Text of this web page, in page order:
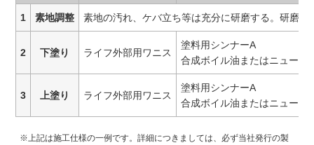
1 素地調整 素地の汚れ、ケバ立ち等は充分に研磨する。研磨粉
2 下塗り ライフ外部用ワニス
塗料用シンナーA
合成ボイル油またはニューA
3 上塗り ライフ外部用ワニス
塗料用シンナーA
合成ボイル油またはニューA
※上記は施工仕様の一例です。詳細につきましては、必ず当社発行の製